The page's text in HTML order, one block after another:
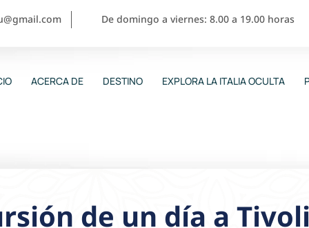
De domingo a viernes: 8.00 a 19.00 horas
ACERCA DE DESTINO EXPLORA LA ITALIA OCULTA
de un día a